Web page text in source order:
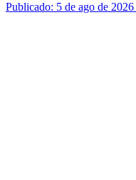
Publicado: 5 de ago de 2026